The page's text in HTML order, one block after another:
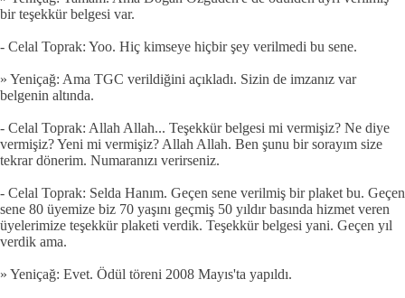
bir teşekkür belgesi var.
- Celal Toprak: Yoo. Hiç kimseye hiçbir şey verilmedi bu sene.
» Yeniçağ: Ama TGC verildiğini açıkladı. Sizin de imzanız var
belgenin altında.
- Celal Toprak: Allah Allah... Teşekkür belgesi mi vermişiz? Ne diye
vermişiz? Yeni mi vermişiz? Allah Allah. Ben şunu bir sorayım size
tekrar dönerim. Numaranızı verirseniz.
- Celal Toprak: Selda Hanım. Geçen sene verilmiş bir plaket bu. Geçen
sene 80 üyemize biz 70 yaşını geçmiş 50 yıldır basında hizmet veren
üyelerimize teşekkür plaketi verdik. Teşekkür belgesi yani. Geçen yıl
verdik ama.
» Yeniçağ: Evet. Ödül töreni 2008 Mayıs'ta yapıldı.